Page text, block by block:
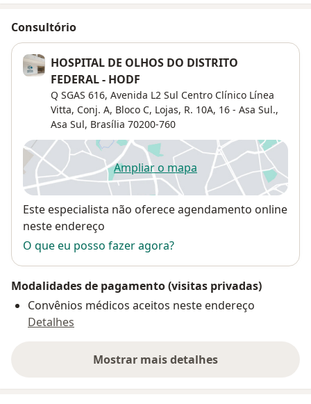
Consultório
HOSPITAL DE OLHOS DO DlSTRITO
FEDERAL - HODF
Q SGAS 616, Avenida L2 Sul Centro Clínico Línea
Vitta, Conj. A, Bloco C, Lojas, R. 10A, 16 - Asa Sul.,
Asa Sul, Brasília 70200-760
Ampliar o mapaabre num novo separador
Disponibilidade
Este especialista não oferece agendamento online
neste endereço
O que eu posso fazer agora?
Modalidades de pagamento (visitas privadas)
Convênios médicos aceitos neste endereço
Detalhes
Mostrar mais detalhes
sobre o endereço